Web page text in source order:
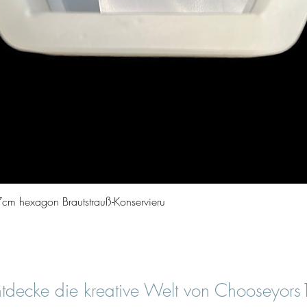
Schnellansicht
hexagon Brautstrauß-Konservieru
die kreative Welt von